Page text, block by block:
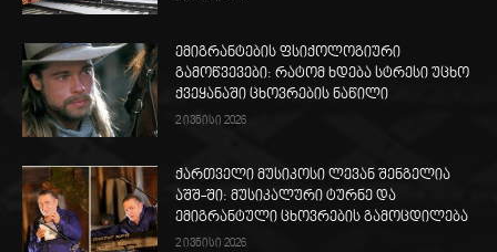
ემიგრანტების ფსიქოლოგიური
გამოწვევები: რატომ ხდება სტრესი უცხო
ქვეყანაში ცხოვრების ნაწილი
2 ივნისი 2026
ქართველი მუსიკოსი ლევან შენგელია
აშშ-ში: მუსიკალური ტურნე და
ემიგრანტული ცხოვრების გამოცდილება
2 ივნისი 2026